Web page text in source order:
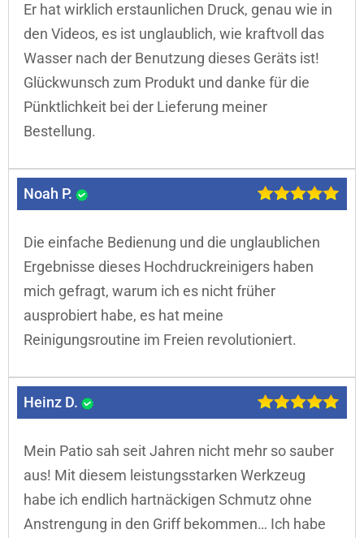
Er hat wirklich erstaunlichen Druck, genau wie in
den Videos, es ist unglaublich, wie kraftvoll das
Wasser nach der Benutzung dieses Geräts ist!
Glückwunsch zum Produkt und danke für die
Pünktlichkeit bei der Lieferung meiner
Bestellung.
Noah P.
Die einfache Bedienung und die unglaublichen
Ergebnisse dieses Hochdruckreinigers haben
mich gefragt, warum ich es nicht früher
ausprobiert habe, es hat meine
Reinigungsroutine im Freien revolutioniert.
Heinz D.
Mein Patio sah seit Jahren nicht mehr so sauber
aus! Mit diesem leistungsstarken Werkzeug
habe ich endlich hartnäckigen Schmutz ohne
Anstrengung in den Griff bekommen… Ich habe